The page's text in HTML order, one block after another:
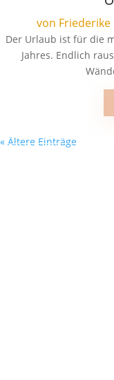
von Friederike
Der Urlaub ist für die
Jahres. Endlich
« Ältere Einträge